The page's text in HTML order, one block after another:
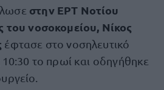
στην ΕΡΤ Νοτίου
του νοσοκομείου, Νίκος
έφτασε στο νοσηλευτικό
10:30 το πρωί και οδηγήθηκε